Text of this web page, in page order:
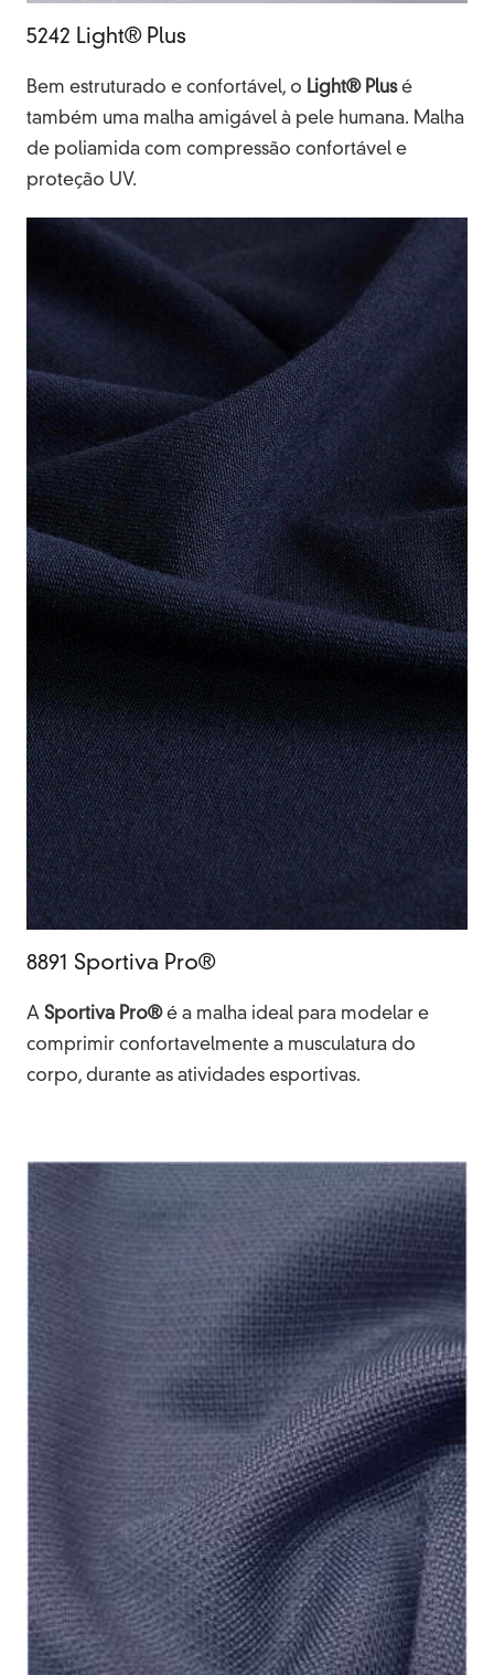
5242 Light® Plus
Bem estruturado e confortável, o Light® Plusé
também uma malha amigável à pele humana. Malha
de poliamida com compressão confortável e
proteção UV.
8891 Sportiva Pro®
A Sportiva Pro®é a malha ideal para modelar e
comprimir confortavelmente a musculatura do
corpo, durante as atividades esportivas.